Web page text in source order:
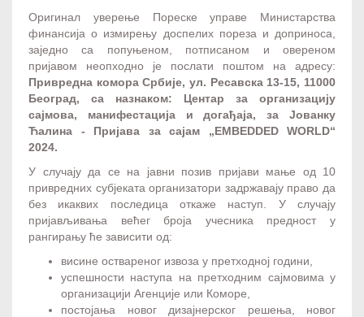
Оригинал уверење Пореске управе Министарства
финансија о измирењу доспелих пореза и доприноса,
заједно са попуњеном, потписаном и овереном
пријавом неопходно је послати поштом на адресу:
Привредна комора Србије, ул. Ресавска 13-15, 11000
Београд, са назнаком: Центар за организацију
сајмова, манифестација и догађаја, за Јованку
Ћалина - Пријава за сајам „EMBEDDED WORLD“
2024.
У случају да се на јавни позив пријави мање од 10
привредних субјеката организатори задржавају право да
без икаквих последица откаже наступ. У случају
пријављивања већег броја учесника предност у
рангирању ће зависити од:
висине оствареног извоза у претходној години,
успешности наступа на претходним сајмовима у
организацији Агенције или Коморе,
постојања новог дизајнерског решења, новог